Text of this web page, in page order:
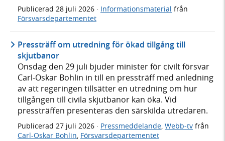
Publicerad 28 juli 2026 · Informationsmaterial från
Försvarsdepartementet
Pressträff om utredning för ökad tillgång till
skjutbanor
Onsdag den 29 juli bjuder minister för civilt försvar
Carl-Oskar Bohlin in till en pressträff med anledning
av att regeringen tillsätter en utredning om hur
tillgången till civila skjutbanor kan öka. Vid
pressträffen presenteras den särskilda utredaren.
Publicerad 27 juli 2026 · Pressmeddelande, Webb-tv från
Carl-Oskar Bohlin, Försvarsdepartementet